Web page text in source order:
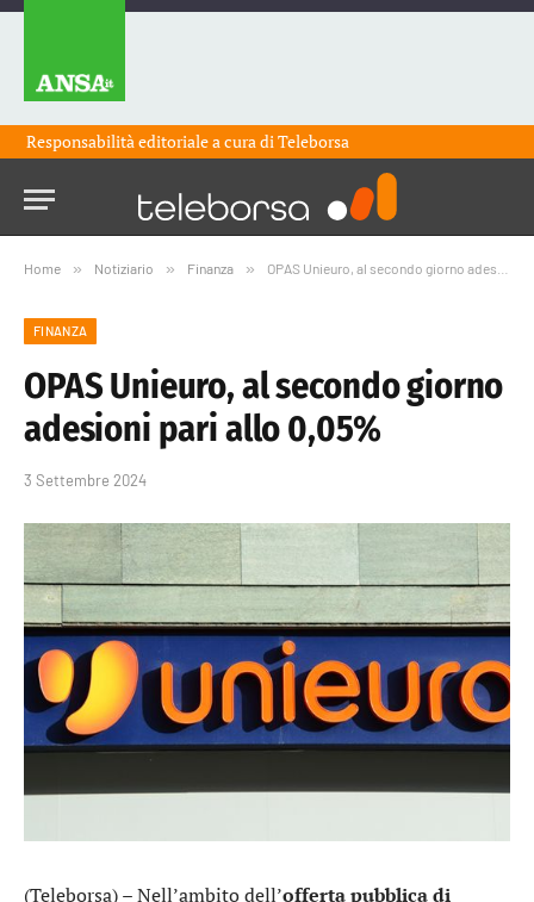
Responsabilità editoriale a cura diTeleborsa
Home » Notiziario » Finanza » OPAS Unieuro, al secondo giorno adesioni pari allo 0,05%
FINANZA
OPAS Unieuro, al secondo giorno
adesioni pari allo 0,05%
3 Settembre 2024
(Teleborsa) – Nell’ambito dell’offerta pubblica di